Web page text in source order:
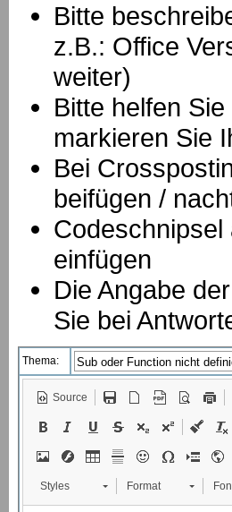
Bitte
z.B.: Office
weiter)
Bitte helfen
markieren Sie
Bei
beifügen /
Codeschnipsel
einfügen
Die Angabe
Sie bei
Thema:
Source
Styles Format